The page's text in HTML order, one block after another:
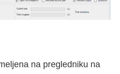
na pregledniku na